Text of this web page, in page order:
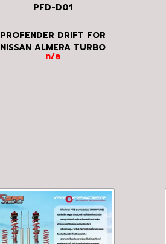
PFD-D01
PROFENDER DRIFT FOR
NISSAN ALMERA TURBO
2019 ขึ้นไป
n/a